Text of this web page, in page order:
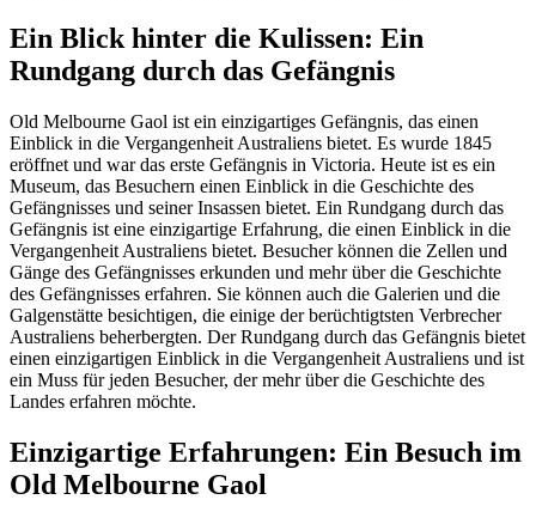
Ein Blick hinter die Kulissen: Ein
Rundgang durch das Gefängnis
Old Melbourne Gaol ist ein einzigartiges Gefängnis, das einen
Einblick in die Vergangenheit Australiens bietet. Es wurde 1845
eröffnet und war das erste Gefängnis in Victoria. Heute ist es ein
Museum, das Besuchern einen Einblick in die Geschichte des
Gefängnisses und seiner Insassen bietet. Ein Rundgang durch das
Gefängnis ist eine einzigartige Erfahrung, die einen Einblick in die
Vergangenheit Australiens bietet. Besucher können die Zellen und
Gänge des Gefängnisses erkunden und mehr über die Geschichte
des Gefängnisses erfahren. Sie können auch die Galerien und die
Galgenstätte besichtigen, die einige der berüchtigtsten Verbrecher
Australiens beherbergten. Der Rundgang durch das Gefängnis bietet
einen einzigartigen Einblick in die Vergangenheit Australiens und ist
ein Muss für jeden Besucher, der mehr über die Geschichte des
Landes erfahren möchte.
Einzigartige Erfahrungen: Ein Besuch im
Old Melbourne Gaol